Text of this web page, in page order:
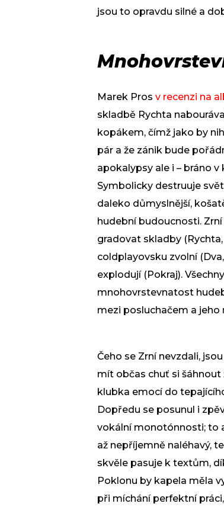
jsou to opravdu silné a
Marek Pros v recenzi na
skladbě Rychta
kopákem, čímž jako by
pár a že zánik bude
apokalypsy ale i – bráno
Symbolicky destruuje
daleko důmyslnější,
hudební budoucnosti.
gradovat skladby
coldplayovsku zvolní
explodují (Pokraj).
mnohovrstevnatost
mezi posluchačem a jeho
Čeho se Zrní nevzdali,
mít občas chuť si
klubka emocí do
Dopředu se posunul i
vokální monotónnosti; to
až nepříjemně naléhavý,
skvěle pasuje k textům,
Poklonu by kapela měla
při míchání perfektní